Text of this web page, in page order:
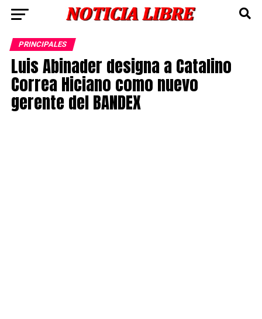
PRINCIPALES
Luis Abinader designa a Catalino
Correa Hiciano como nuevo
gerente del BANDEX